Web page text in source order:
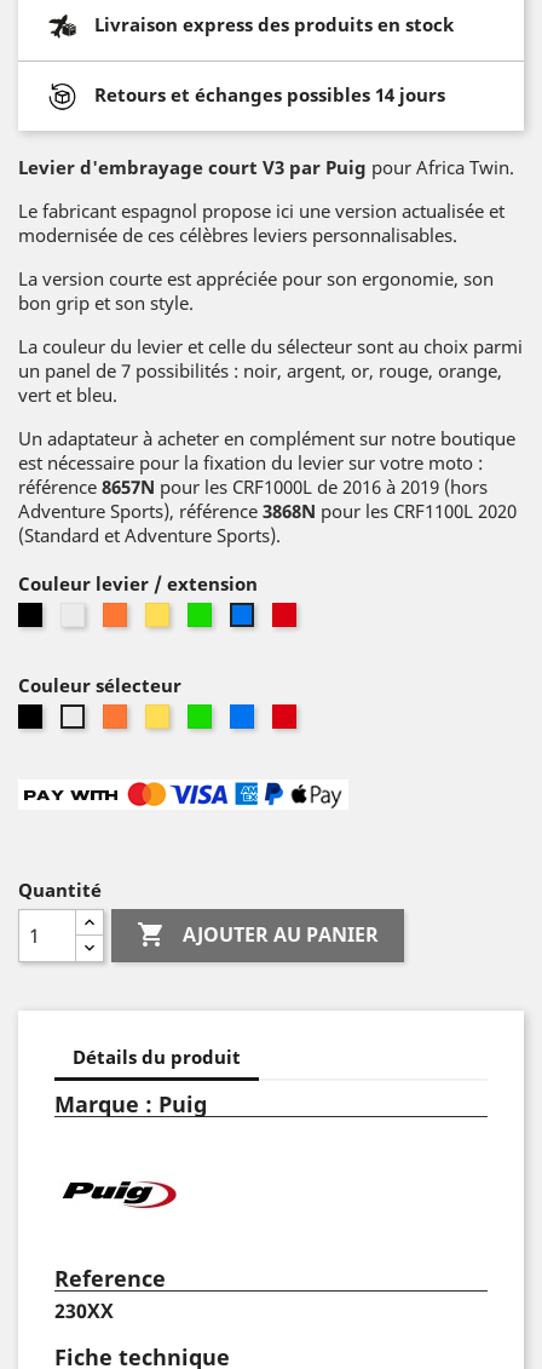
Livraison express des produits en stock
Retours et échanges possibles 14 jours
Levier d'embrayage court V3 par Puig pour Africa Twin.
Le fabricant espagnol propose ici une version actualisée et
modernisée de ces célèbres leviers personnalisables.
La version courte est appréciée pour son ergonomie, son
bon grip et son style.
La couleur du levier et celle du sélecteur sont au choix parmi
un panel de 7 possibilités : noir, argent, or, rouge, orange,
vert et bleu.
Un adaptateur à acheter en complément sur notre boutique
est nécessaire pour la fixation du levier sur votre moto :
référence 8657N pour les CRF1000L de 2016 à 2019 (hors
Adventure Sports), référence 3868N pour les CRF1100L 2020
(Standard et Adventure Sports).
Couleur levier / extension
Couleur sélecteur
Quantité
 AJOUTER AU PANIER
Détails du produit
Marque : Puig
Reference
230XX
Fiche technique